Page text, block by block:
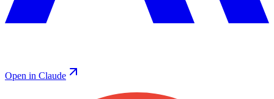
Open in Claude